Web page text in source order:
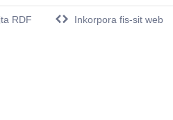
RDF
Inkorpora fis-sit web